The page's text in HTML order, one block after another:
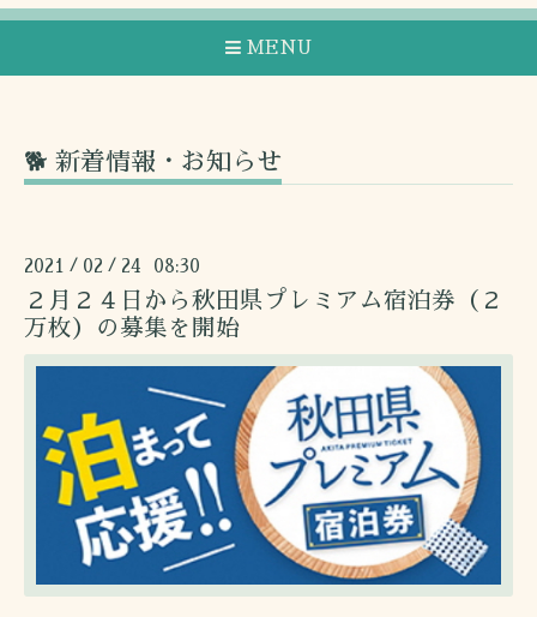
MENU
🐕 新着情報・お知らせ
2021 / 02 / 24 08:30
２月２４日から秋田県プレミアム宿泊券（２
万枚）の募集を開始